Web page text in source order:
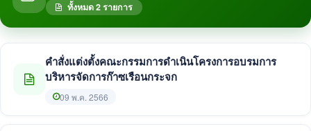
ทั้งหมด 2 รายการ
คำสั่งแต่งตั้งคณะกรรมการดำเนินโครงการอบรมการ
บริหารจัดการก๊าซเรือนกระจก
09 พ.ค. 2566